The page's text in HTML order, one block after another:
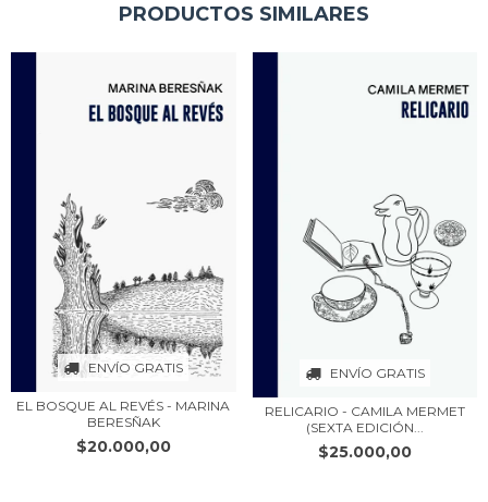
PRODUCTOS SIMILARES
ENVÍO GRATIS
EL BOSQUE AL REVÉS - MARINA
BERESÑAK
$20.000,00
ENVÍO GRATIS
RELICARIO - CAMILA MERMET
(SEXTA EDICIÓN...
$25.000,00